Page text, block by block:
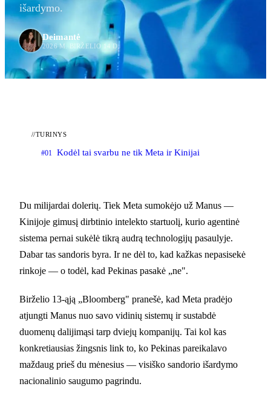
išardymo.
Deimantė
2026 M. BIRŽELIO 14 D.
//TURINYS
#01 Kodėl tai svarbu ne tik Meta ir Kinijai
Du milijardai dolerių. Tiek Meta sumokėjo už Manus —
Kinijoje gimusį dirbtinio intelekto startuolį, kurio agentinė
sistema pernai sukėlė tikrą audrą technologijų pasaulyje.
Dabar tas sandoris byra. Ir ne dėl to, kad kažkas nepasisekė
rinkoje — o todėl, kad Pekinas pasakė „ne".
Birželio 13-ąją „Bloomberg" pranešė, kad Meta pradėjo
atjungti Manus nuo savo vidinių sistemų ir sustabdė
duomenų dalijimąsi tarp dviejų kompanijų. Tai kol kas
konkretiausias žingsnis link to, ko Pekinas pareikalavo
maždaug prieš du mėnesius — visiško sandorio išardymo
nacionalinio saugumo pagrindu.